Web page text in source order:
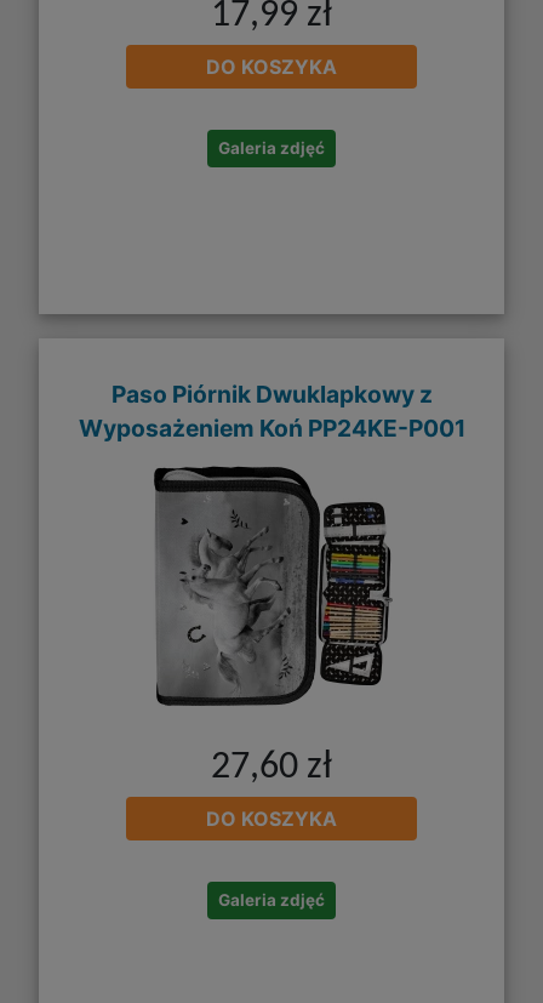
17,99 zł
DO KOSZYKA
Galeria zdjęć
Paso Piórnik Dwuklapkowy z
Wyposażeniem Koń PP24KE-P001
27,60 zł
DO KOSZYKA
Galeria zdjęć